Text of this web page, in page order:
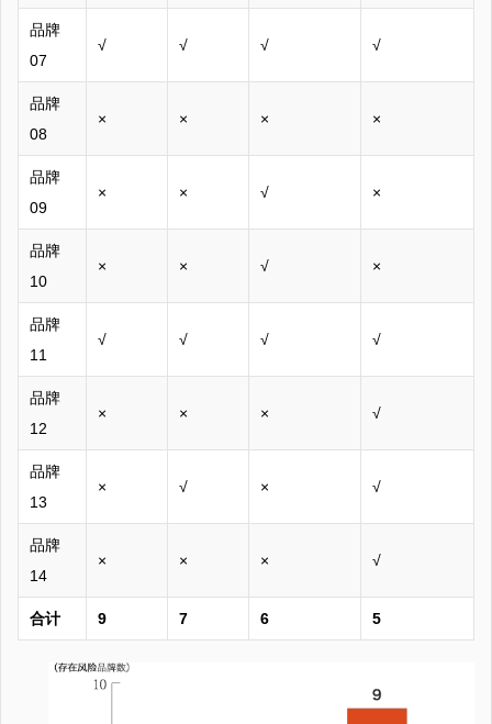
品牌
07
√ √ √ √
品牌
08
× × × ×
品牌
09
× × √ ×
品牌
10
× × √ ×
品牌
11
√ √ √ √
品牌
12
× × × √
品牌
13
× √ × √
品牌
14
× × × √
合计 9 7 6 5